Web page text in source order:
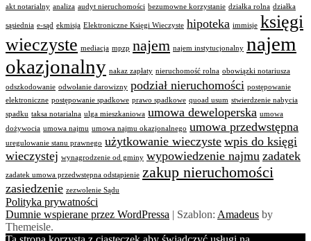
akt notarialny analiza audyt nieruchomości bezumowne korzystanie działka rolna działka
sąsiednia e-sąd ekmisja Elektroniczne Księgi Wieczyste hipoteka immisje księgi
wieczyste mediacja mpzp najem najem instytucjonalny najem
okazjonalny nakaz zapłaty nieruchomość rolna obowiązki notariusza
odszkodowanie odwołanie darowizny podział nieruchomości postępowanie
elektroniczne postępowanie spadkowe prawo spadkowe quoad usum stwierdzenie nabycia
spadku taksa notarialna ulga mieszkaniowa umowa deweloperska umowa
dożywocia umowa najmu umowa najmu okazjonalnego umowa przedwstępna
uregulowanie stanu prawnego użytkowanie wieczyste wpis do księgi
wieczystej wynagrodzenie od gminy wypowiedzenie najmu zadatek
zadatek umowa przedwstępna odstąpienie zakup nieruchomości
zasiedzenie zezwolenie Sądu
Polityka prywatności
Dumnie wspierane przez WordPressa | Szablon: Amadeus by
Themeisle.